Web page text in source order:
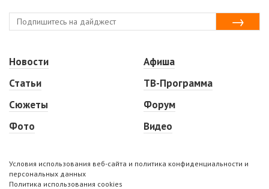
Новости
Статьи
Сюжеты
Фото
Афиша
ТВ-Программа
Форум
Видео
Условия использования веб-сайта и политика конфиденциальности и
персональных данных
Политика использования cookies